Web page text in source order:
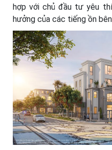
hợp với chủ đầu tư yêu
hưởng của các tiếng ồn